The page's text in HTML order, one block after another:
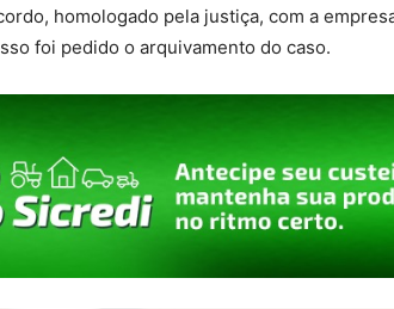
homologado pela justiça, com a
foi pedido o arquivamento do caso.